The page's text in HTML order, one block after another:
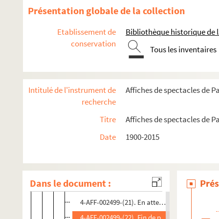
Présentation globale de la collection
Etablissement de
conservation
Bibliothèque historique de
Tous les inventaires
Intitulé de l'instrument de
recherche
Affiches de spectacles de
Titre
Affiches de spectacles de
Date
1900-2015
Dans le document :
4-AFF-002499-(08). La bagarre
4-AFF-002499-(10). Le bonnet de fou
4-AFF-002499-(11). Capitaine Bada
4-AFF-002499-(13). Les chantiers de la gloire
4-AFF-002499-(14). Cocteau Marais
4-AFF-002499-(16). Danse de mort
4-AFF-002499-(17). Deux sur la balançoire
4-AFF-002499-(19). La double inconstance
4-AFF-002499-(20). Elle est là
4-AFF-002499-(21). En attendant Godot